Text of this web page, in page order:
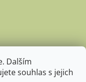
Dalším
souhlas s jejich